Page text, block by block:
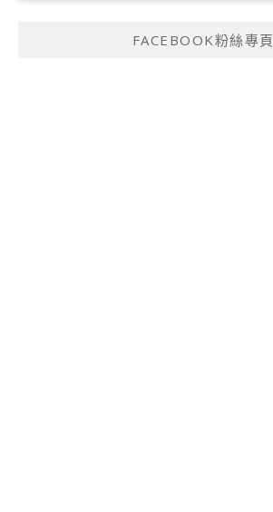
FACEBOOK粉絲專頁